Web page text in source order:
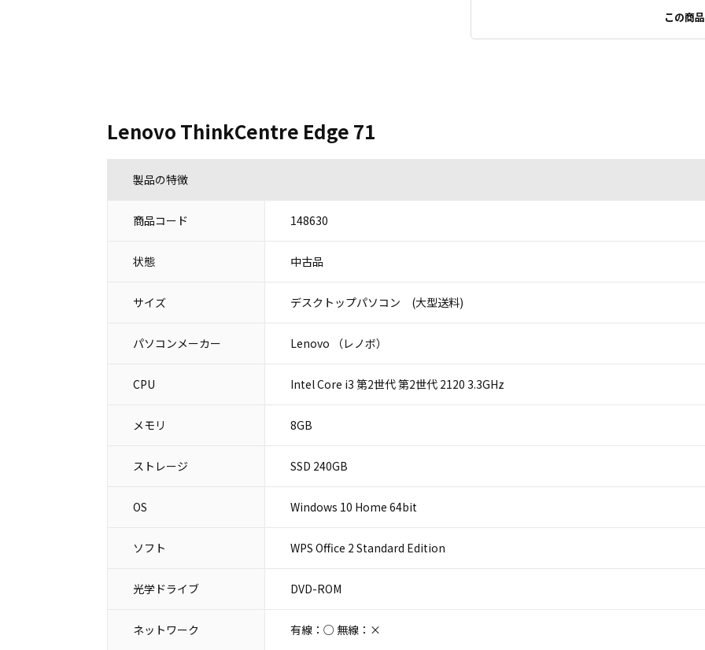
この商
Lenovo ThinkCentre Edge 71
製品の特徴
商品コード 148630
状態 中古品
サイズ デスクトップパソコン (大型送料)
パソコンメーカー Lenovo （レノボ）
CPU Intel Core i3 第2世代 第2世代 2120 3.3GHz
メモリ 8GB
ストレージ SSD 240GB
OS Windows 10 Home 64bit
ソフト WPS Office 2 Standard Edition
光学ドライブ DVD-ROM
ネットワーク 有線：○ 無線：×